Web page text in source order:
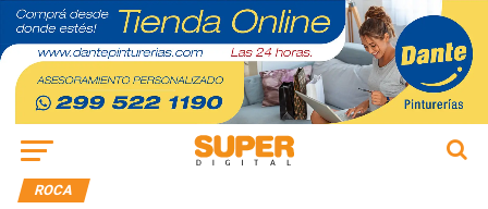
ROCA